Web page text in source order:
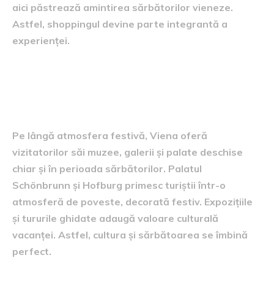
aici păstrează amintirea sărbătorilor vieneze.
Astfel, shoppingul devine parte integrantă a
experienței.
Pe lângă atmosfera festivă, Viena oferă
vizitatorilor săi muzee, galerii și palate deschise
chiar și în perioada sărbătorilor. Palatul
Schönbrunn și Hofburg primesc turiștii într-o
atmosferă de poveste, decorată festiv. Expozițiile
și tururile ghidate adaugă valoare culturală
vacanței. Astfel, cultura și sărbătoarea se îmbină
perfect.